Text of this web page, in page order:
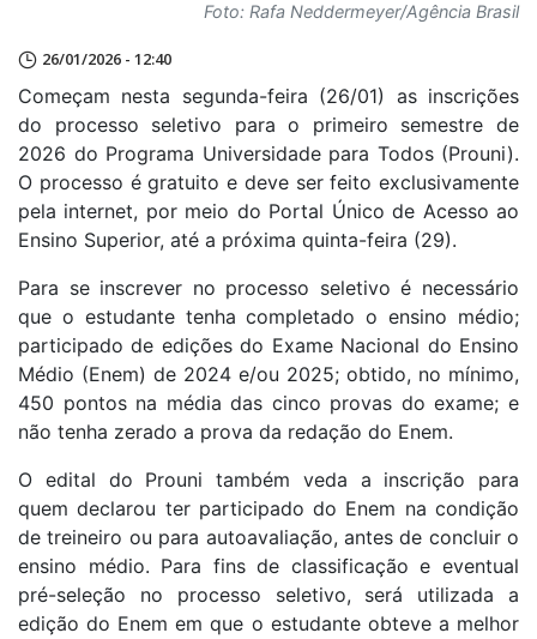
Foto: Rafa Neddermeyer/Agência Brasil
26/01/2026 - 12:40
Começam nesta segunda-feira (26/01) as inscrições
do processo seletivo para o primeiro semestre de
2026 do Programa Universidade para Todos (Prouni).
O processo é gratuito e deve ser feito exclusivamente
pela internet, por meio do Portal Único de Acesso ao
Ensino Superior, até a próxima quinta-feira (29).
Para se inscrever no processo seletivo é necessário
que o estudante tenha completado o ensino médio;
participado de edições do Exame Nacional do Ensino
Médio (Enem) de 2024 e/ou 2025; obtido, no mínimo,
450 pontos na média das cinco provas do exame; e
não tenha zerado a prova da redação do Enem.
O edital do Prouni também veda a inscrição para
quem declarou ter participado do Enem na condição
de treineiro ou para autoavaliação, antes de concluir o
ensino médio. Para fins de classificação e eventual
pré-seleção no processo seletivo, será utilizada a
edição do Enem em que o estudante obteve a melhor